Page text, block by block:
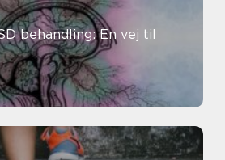
behandling: En vej til